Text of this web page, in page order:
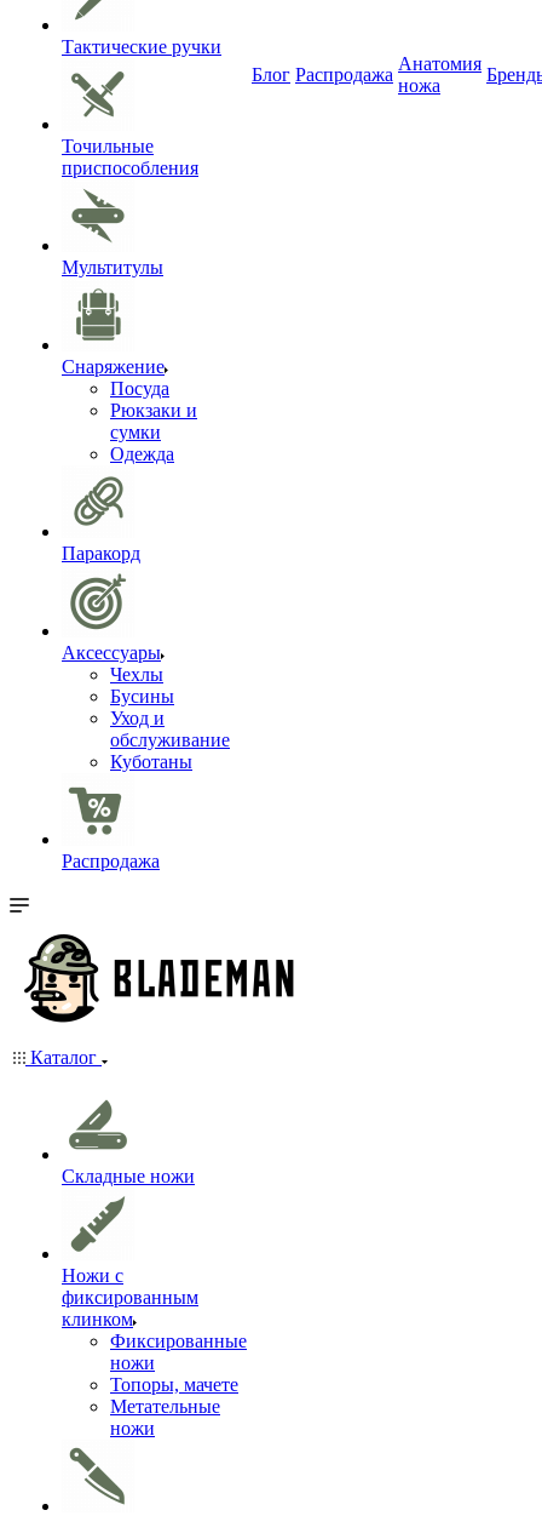
Тактические ручки
Точильные
приспособления
Мультитулы
Снаряжение
Посуда
Рюкзаки и
сумки
Одежда
Паракорд
Аксессуары
Чехлы
Бусины
Уход и
обслуживание
Куботаны
Распродажа
Блог Распродажа
Анатомия
ножа
Каталог
Складные ножи
Ножи с
фиксированным
клинком
Фиксированные
ножи
Топоры, мачете
Метательные
ножи